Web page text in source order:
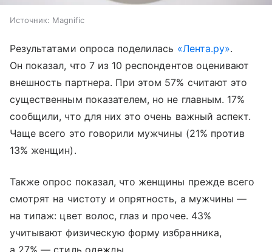
Источник: Magnific
Результатами опроса поделилась «Лента.ру».
Он показал, что 7 из 10 респондентов оценивают
внешность партнера. При этом 57% считают это
существенным показателем, но не главным. 17%
сообщили, что для них это очень важный аспект.
Чаще всего это говорили мужчины (21% против
13% женщин).
Также опрос показал, что женщины прежде всего
смотрят на чистоту и опрятность, а мужчины —
на типаж: цвет волос, глаз и прочее. 43%
учитывают физическую форму избранника,
а 27% — стиль одежды.